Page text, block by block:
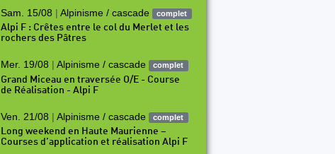
Sam. 15/08 | Alpinisme / cascade complet
Alpi F : Crêtes entre le col du Merlet et les
rochers des Pâtres
Mer. 19/08 | Alpinisme / cascade complet
Grand Miceau en traversée O/E - Course
de Réalisation - Alpi F
Ven. 21/08 | Alpinisme / cascade complet
Long weekend en Haute Maurienne –
Courses d’application et réalisation Alpi F